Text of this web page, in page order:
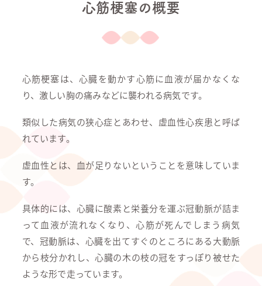
心筋梗塞の概要
心筋梗塞は、心臓を動かす心筋に血液が届かなくな
り、激しい胸の痛みなどに襲われる病気です。
類似した病気の狭心症とあわせ、虚血性心疾患と呼ば
れています。
虚血性とは、血が足りないということを意味していま
す。
具体的には、心臓に酸素と栄養分を運ぶ冠動脈が詰ま
って血液が流れなくなり、心筋が死んでしまう病気
で、冠動脈は、心臓を出てすぐのところにある大動脈
から枝分かれし、心臓の木の枝の冠をすっぽり被せた
ような形で走っています。